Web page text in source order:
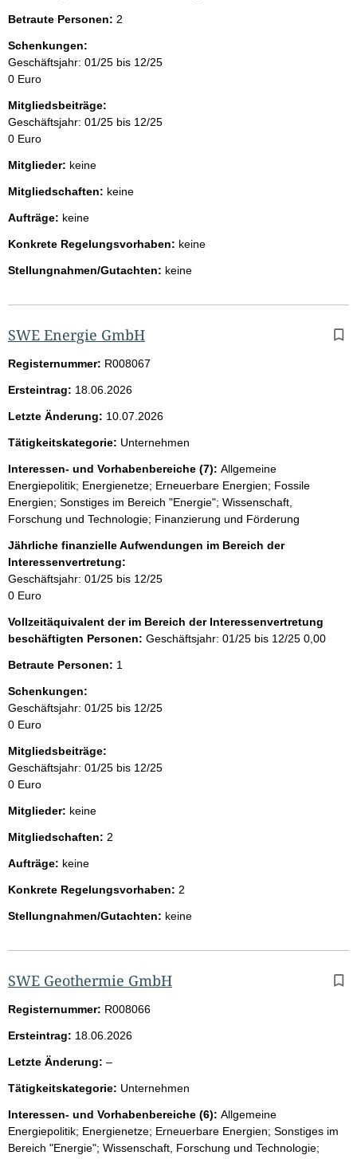
Betraute Personen: 2
Schenkungen:
Geschäftsjahr: 01/25 bis 12/25
0 Euro
Mitgliedsbeiträge:
Geschäftsjahr: 01/25 bis 12/25
0 Euro
Mitglieder: keine
Mitgliedschaften: keine
Aufträge: keine
Konkrete Regelungsvorhaben: keine
Stellungnahmen/Gutachten: keine
SWE Energie GmbH
Registernummer: R008067
Ersteintrag: 18.06.2026
Letzte Änderung: 10.07.2026
Tätigkeitskategorie: Unternehmen
Interessen- und Vorhabenbereiche (7): Allgemeine
Energiepolitik; Energienetze; Erneuerbare Energien; Fossile
Energien; Sonstiges im Bereich "Energie"; Wissenschaft,
Forschung und Technologie; Finanzierung und Förderung
Jährliche finanzielle Aufwendungen im Bereich der
Interessenvertretung:
Geschäftsjahr: 01/25 bis 12/25
0 Euro
Vollzeitäquivalent der im Bereich der Interessenvertretung
beschäftigten Personen: Geschäftsjahr: 01/25 bis 12/25 0,00
Betraute Personen: 1
Schenkungen:
Geschäftsjahr: 01/25 bis 12/25
0 Euro
Mitgliedsbeiträge:
Geschäftsjahr: 01/25 bis 12/25
0 Euro
Mitglieder: keine
Mitgliedschaften: 2
Aufträge: keine
Konkrete Regelungsvorhaben: 2
Stellungnahmen/Gutachten: keine
SWE Geothermie GmbH
Registernummer: R008066
Ersteintrag: 18.06.2026
Letzte Änderung: –l
e
r
Tätigkeitskategorie: Unternehmen
Interessen- und Vorhabenbereiche (6): Allgemeine
Energiepolitik; Energienetze; Erneuerbare Energien; Sonstiges im
Bereich "Energie"; Wissenschaft, Forschung und Technologie;